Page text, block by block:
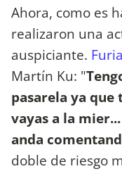
Ahora, como es
realizaron una
auspiciante.
Martín Ku: "
pasarela ya que
vayas a la
anda
doble de riesgo